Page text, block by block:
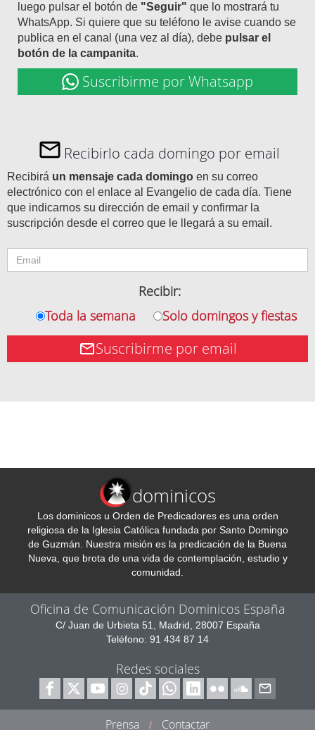
luego pulsar el botón de "Seguir" que lo mostrará tu
WhatsApp. Si quiere que su teléfono le avise cuando se
publica en el canal (una vez al día), debe pulsar el
botón de la campanita.
Suscribirme por Whatsapp
Recibirlo cada domingo por email
Recibirá un mensaje cada domingo en su correo
electrónico con el enlace al Evangelio de cada día. Tiene
que indicarnos su dirección de email y confirmar la
suscripción desde el correo que le llegará a su email.
Recibir:
Toda la semana
Solo domingos y fiestas
Suscribirme por email
dominicos
Los dominicos u Orden de Predicadores es una orden
religiosa de la Iglesia Católica fundada por Santo Domingo
de Guzmán. Nuestra misión es la predicación de la Buena
Nueva, que brota de una vida de contemplación, estudio y
comunidad.
Oficina de Comunicación Dominicos España
C/ Juan de Urbieta 51, Madrid, 28007 España
Teléfono: 91 434 87 14
Redes sociales
Prensa / Contactar